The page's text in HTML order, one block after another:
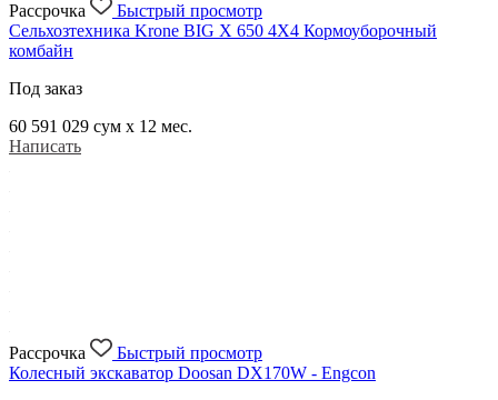
Рассрочка
Быстрый просмотр
Сельхозтехника Krone BIG X 650 4X4 Кормоуборочный
комбайн
Под заказ
60 591 029 сум x 12 мес.
Написать
Рассрочка
Быстрый просмотр
Колесный экскаватор Doosan DX170W - Engcon